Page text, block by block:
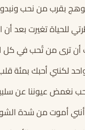
بقرب من نحب ونبدو
للحياة تغيرت بعد أن
ترى من تُحب في كل
لكنني أحبك بمئة
نغمض عيوننا عن
أموت من شدة